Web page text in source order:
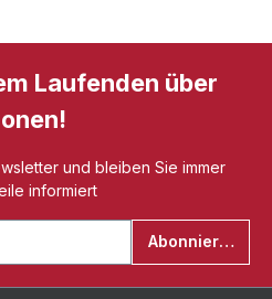
Laufenden über
und bleiben Sie immer
informiert
Abonnieren